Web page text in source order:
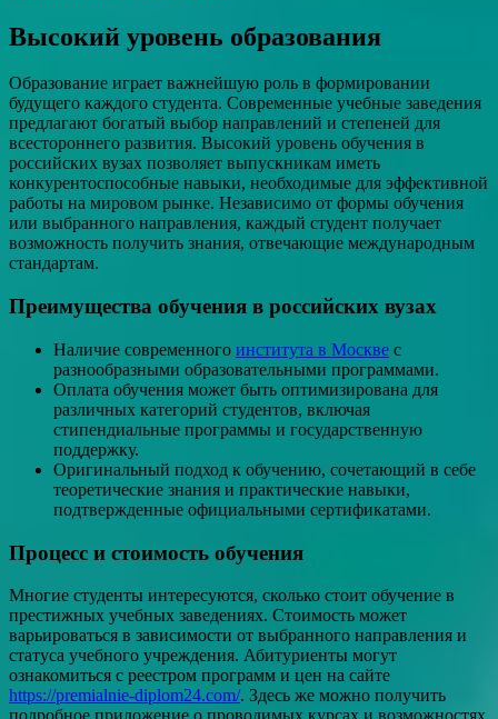
Высокий уровень образования
Образование играет важнейшую роль в формировании
будущего каждого студента. Современные учебные заведения
предлагают богатый выбор направлений и степеней для
всестороннего развития. Высокий уровень обучения в
российских вузах позволяет выпускникам иметь
конкурентоспособные навыки, необходимые для эффективной
работы на мировом рынке. Независимо от формы обучения
или выбранного направления, каждый студент получает
возможность получить знания, отвечающие международным
стандартам.
Преимущества обучения в российских вузах
Наличие современного института в Москве с
разнообразными образовательными программами.
Оплата обучения может быть оптимизирована для
различных категорий студентов, включая
стипендиальные программы и государственную
поддержку.
Оригинальный подход к обучению, сочетающий в себе
теоретические знания и практические навыки,
подтвержденные официальными сертификатами.
Процесс и стоимость обучения
Многие студенты интересуются, сколько стоит обучение в
престижных учебных заведениях. Стоимость может
варьироваться в зависимости от выбранного направления и
статуса учебного учреждения. Абитуриенты могут
ознакомиться с реестром программ и цен на сайте
https://premialnie-diplom24.com/. Здесь же можно получить